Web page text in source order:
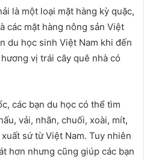
là một loại mặt hàng kỳ quặc,
các mặt hàng nông sản Việt
du học sinh Việt Nam khi đến
vị trái cây quê nhà có
các bạn du học có thể tìm
vải, nhãn, chuối, xoài, mít,
sứ từ Việt Nam. Tuy nhiên
hơn nhưng cũng giúp các bạn